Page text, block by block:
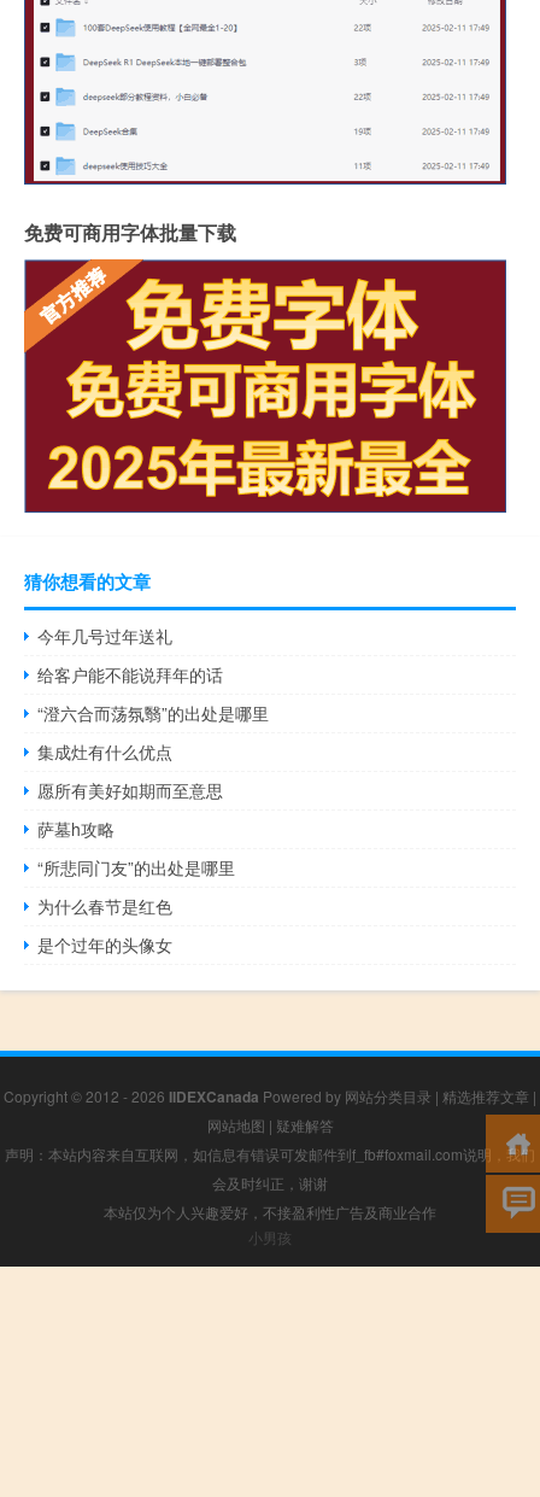
免费可商用字体批量下载
猜你想看的文章
今年几号过年送礼
给客户能不能说拜年的话
“澄六合而荡氛翳”的出处是哪里
集成灶有什么优点
愿所有美好如期而至意思
萨墓h攻略
“所悲同门友”的出处是哪里
为什么春节是红色
是个过年的头像女
Copyright © 2012 - 2026 IIDEXCanada Powered by 网站分类目录 | 精选推荐文章 |
网站地图 | 疑难解答
声明：本站内容来自互联网，如信息有错误可发邮件到f_fb#foxmail.com说明，我们
会及时纠正，谢谢
本站仅为个人兴趣爱好，不接盈利性广告及商业合作
小男孩